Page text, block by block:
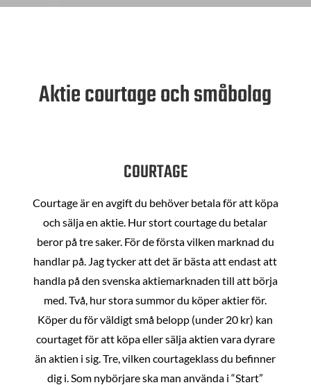
Aktie courtage och småbolag
COURTAGE
Courtage är en avgift du behöver betala för att köpa
och sälja en aktie. Hur stort courtage du betalar
beror på tre saker. För de första vilken marknad du
handlar på. Jag tycker att det är bästa att endast att
handla på den svenska aktiemarknaden till att börja
med. Två, hur stora summor du köper aktier för.
Köper du för väldigt små belopp (under 20 kr) kan
courtaget för att köpa eller sälja aktien vara dyrare
än aktien i sig. Tre, vilken courtageklass du befinner
dig i. Som nybörjare ska man använda i “Start”